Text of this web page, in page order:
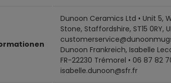
Dunoon Ceramics Ltd • Unit 5,
Stone, Staffordshire, ST15 0RY,
Dunoon Frankreich, Isabelle
FR-22230 Trémorel • 06 87 82
isabelle.dunoon@sfr.fr